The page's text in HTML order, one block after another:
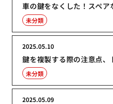
車の鍵をなくした！スペ
未分類
鍵を複製する際の注意点、
2025.05.10
未分類
2025.05.09